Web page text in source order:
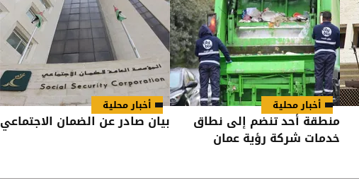
أخبار محلية
منطقة أُحد تنضم إلى نطاق
خدمات شركة رؤية عمان
أخبار محلية
بيان صادر عن الضمان الاجتماعي